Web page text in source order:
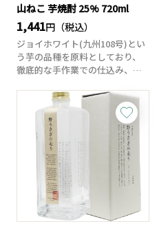
山ねこ 芋焼酎 25% 720ml
1,441円（税込）
ジョイホワイト(九州108号)とい
う芋の品種を原料としており、
徹底的な手作業での仕込み、そ